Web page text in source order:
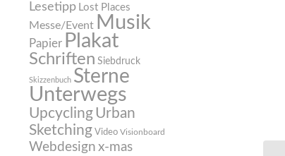
Lesetipp Lost Places
Messe/Event Musik
Papier Plakat
Schriften Siebdruck
Skizzenbuch Sterne
Unterwegs
Upcycling Urban
Sketching Video Visionboard
Webdesign x-mas